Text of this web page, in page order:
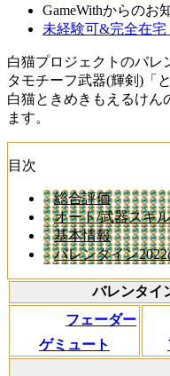
GameWithからのお
未経験可&完全在宅
白猫プロジェクトのバレ
タモチーフ武器(輝剣)「
白猫ときめきもえるけん
ます。
目次
総合評価
オート/武器スキル
基本情報
バレンタイン
バレンタイ
フェーダー
ゲミュート